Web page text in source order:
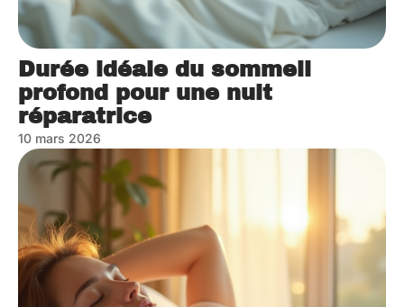
Durée idéale du sommeil
profond pour une nuit
réparatrice
10 mars 2026